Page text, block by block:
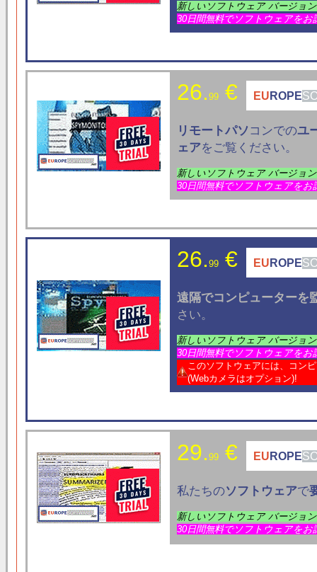
新しいソフトウェア バージョ
30日間無料でソフトウェアをお
26. 99€ EU ROPE
リモートパソ コンでのユ
ェアをご覧ください。
新しいソフトウェア バージョ
30日間無料でソフトウェアをお
26. 99€ EU ROPE
遠隔でコンピューターを
さい。
新しいソフトウェア バージョ
30日間無料でソフトウェアをお
このソフトウェアには、コン
(Webカメラはオプション)!
29. 99€ EU ROPE
私たちのソフトウェアで
新しいソフトウェア バージョ
30日間無料でソフトウェアをお